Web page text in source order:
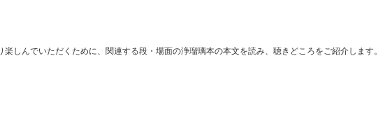
楽しんでいただくために、関連する段・場面の浄瑠璃本の本文を読み、聴きどころをご紹介します。